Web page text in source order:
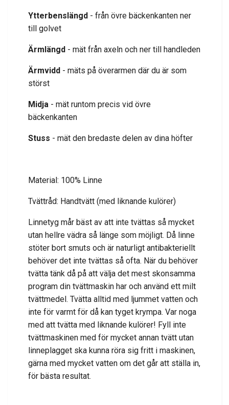
Ytterbenslängd - från övre bäckenkanten ner
till golvet
Ärmlängd - mät från axeln och ner till handleden
Ärmvidd - mäts på överarmen där du är som
störst
Midja - mät runtom precis vid övre
bäckenkanten
Stuss - mät den bredaste delen av dina höfter
Material: 100% Linne
Tvättråd: Handtvätt (med liknande kulörer)
Linnetyg mår bäst av att inte tvättas så mycket
utan hellre vädra så länge som möjligt. Då linne
stöter bort smuts och är naturligt antibakteriellt
behöver det inte tvättas så ofta. När du behöver
tvätta tänk då på att välja det mest skonsamma
program din tvättmaskin har och använd ett milt
tvättmedel. Tvätta alltid med ljummet vatten och
inte för varmt för då kan tyget krympa. Var noga
med att tvätta med liknande kulörer! Fyll inte
tvättmaskinen med för mycket annan tvätt utan
linneplagget ska kunna röra sig fritt i maskinen,
gärna med mycket vatten om det går att ställa in,
för bästa resultat.